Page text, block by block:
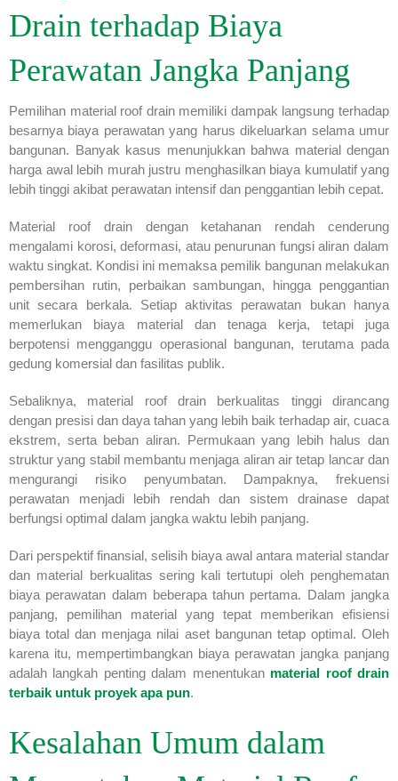
Drain terhadap Biaya
Perawatan Jangka Panjang
Pemilihan material roof drain memiliki dampak langsung terhadap
besarnya biaya perawatan yang harus dikeluarkan selama umur
bangunan. Banyak kasus menunjukkan bahwa material dengan
harga awal lebih murah justru menghasilkan biaya kumulatif yang
lebih tinggi akibat perawatan intensif dan penggantian lebih cepat.
Material roof drain dengan ketahanan rendah cenderung
mengalami korosi, deformasi, atau penurunan fungsi aliran dalam
waktu singkat. Kondisi ini memaksa pemilik bangunan melakukan
pembersihan rutin, perbaikan sambungan, hingga penggantian
unit secara berkala. Setiap aktivitas perawatan bukan hanya
memerlukan biaya material dan tenaga kerja, tetapi juga
berpotensi mengganggu operasional bangunan, terutama pada
gedung komersial dan fasilitas publik.
Sebaliknya, material roof drain berkualitas tinggi dirancang
dengan presisi dan daya tahan yang lebih baik terhadap air, cuaca
ekstrem, serta beban aliran. Permukaan yang lebih halus dan
struktur yang stabil membantu menjaga aliran air tetap lancar dan
mengurangi risiko penyumbatan. Dampaknya, frekuensi
perawatan menjadi lebih rendah dan sistem drainase dapat
berfungsi optimal dalam jangka waktu lebih panjang.
Dari perspektif finansial, selisih biaya awal antara material standar
dan material berkualitas sering kali tertutupi oleh penghematan
biaya perawatan dalam beberapa tahun pertama. Dalam jangka
panjang, pemilihan material yang tepat memberikan efisiensi
biaya total dan menjaga nilai aset bangunan tetap optimal. Oleh
karena itu, mempertimbangkan biaya perawatan jangka panjang
adalah langkah penting dalam menentukan material roof drain
terbaik untuk proyek apa pun.
Kesalahan Umum dalam